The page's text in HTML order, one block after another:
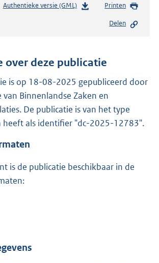
Authentieke versie (GML)b
n
s
g
r
o
o
:
Printen
Delen
over deze publicatie
is op 18-08-2025 gepubliceerd door
Binnenlandse Zaken en
De publicatie is van het type
heeft als identifier "dc-2025-12783".
is de publicatie beschikbaar in de